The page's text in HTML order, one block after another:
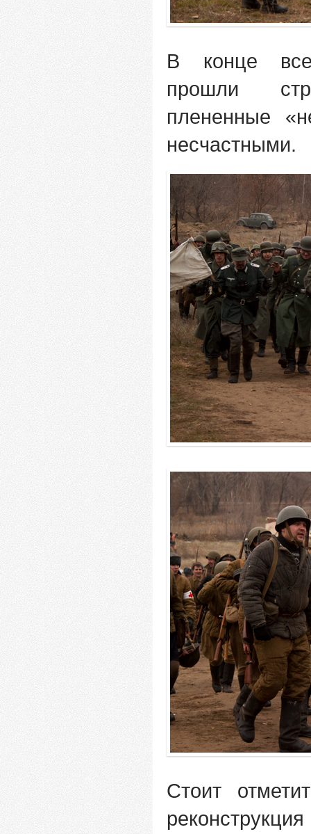
В конце все
прошли
плененные
несчастными.
Стоит